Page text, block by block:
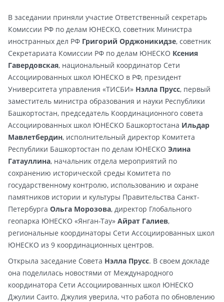
В заседании приняли участие Ответственный секретарь
Комиссии РФ по делам ЮНЕСКО, советник Министра
иностранных дел РФ Григорий Орджоникидзе, советник
Секретариата Комиссии РФ по делам ЮНЕСКО Ксения
Гавердовская, национальный координатор Сети
Ассоциированных школ ЮНЕСКО в РФ, президент
Университета управления «ТИСБИ» Нэлла Прусс, первый
заместитель министра образования и науки Республики
Башкортостан, председатель Координационного совета
Ассоциированных школ ЮНЕСКО Башкортостана Ильдар
Мавлетбердин, исполнительный директор Комитета
Республики Башкортостан по делам ЮНЕСКО Элина
Гатауллина, начальник отдела мероприятий по
сохранению исторической среды Комитета по
государственному контролю, использованию и охране
памятников истории и культуры Правительства Санкт-
Петербурга Ольга Морозова, директор Глобального
геопарка ЮНЕСКО «Янган-Тау» Айрат Галиев,
региональные координаторы Сети Ассоциированных школ
ЮНЕСКО из 9 координационных центров.
Открыла заседание Совета Нэлла Прусс. В своем докладе
она поделилась новостями от Международного
координатора Сети Ассоциированных школ ЮНЕСКО
Джулии Саито. Джулия уверила, что работа по обновлению